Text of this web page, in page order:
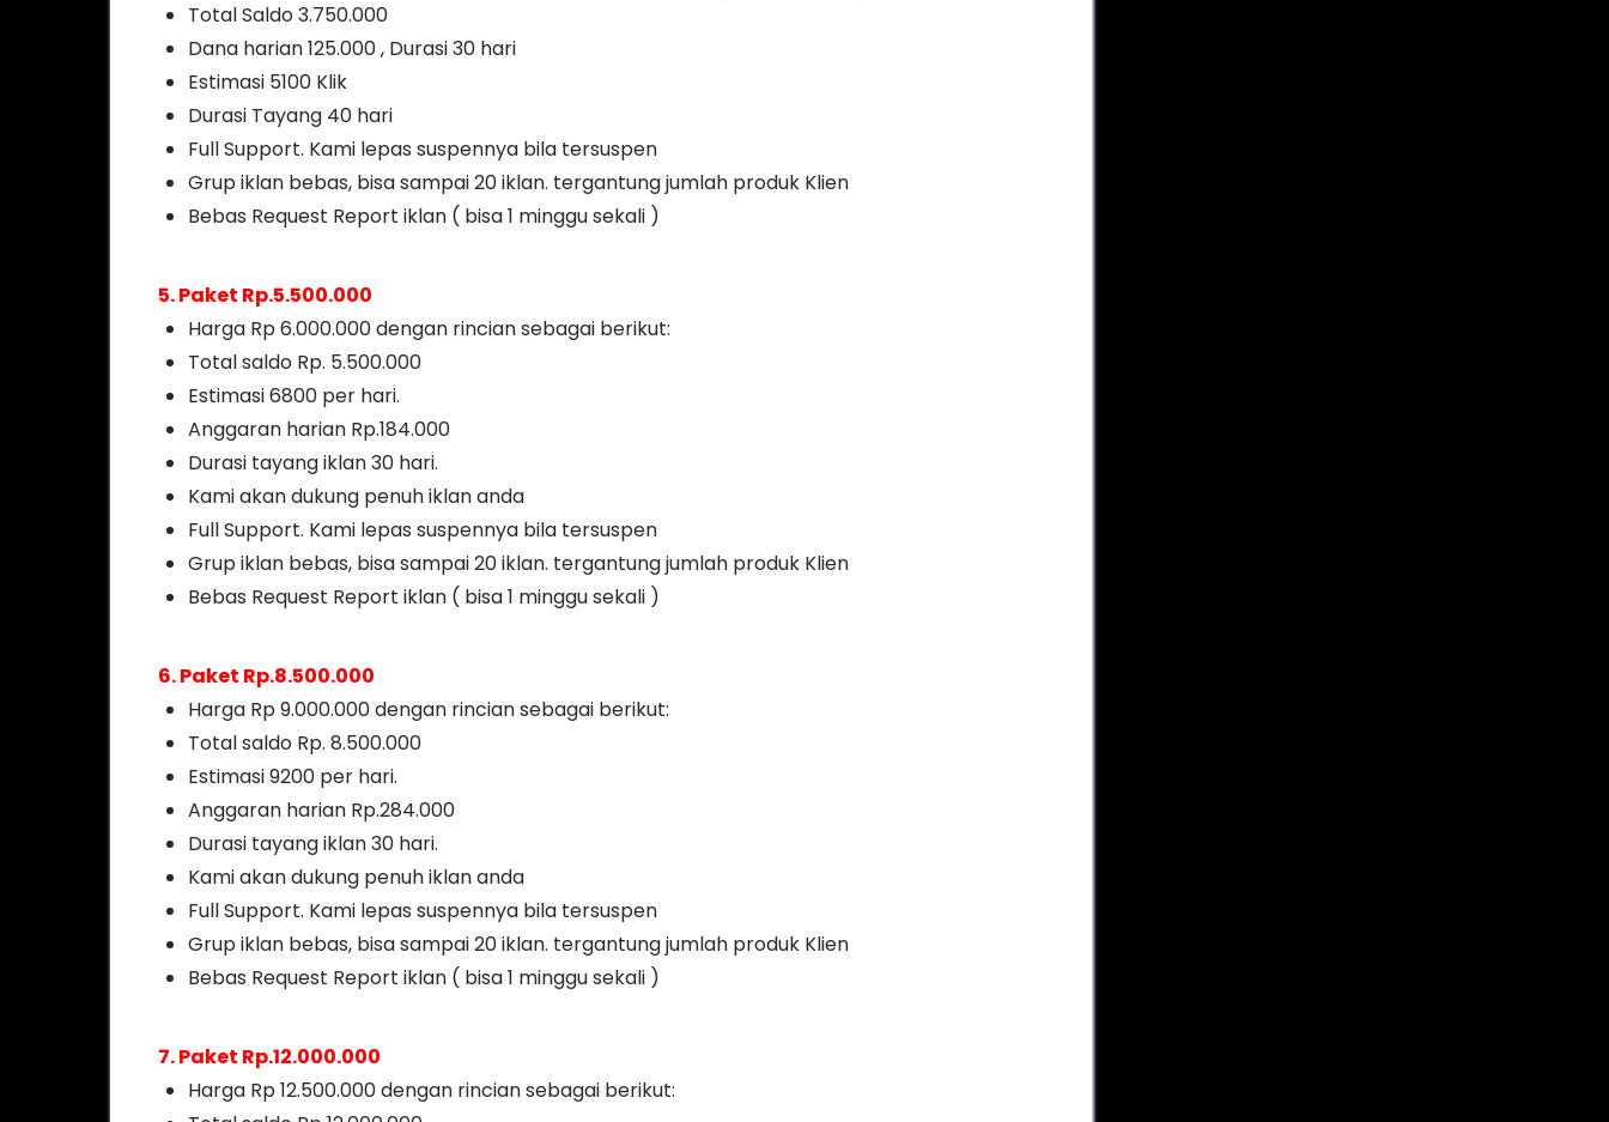
Total Saldo 3.750.000
Dana harian 125.000 , Durasi 30 hari
Estimasi 5100 Klik
Durasi Tayang 40 hari
Full Support. Kami lepas suspennya bila tersuspen
Grup iklan bebas, bisa sampai 20 iklan. tergantung jumlah produk Klien
Bebas Request Report iklan ( bisa 1 minggu sekali )
5. Paket Rp.5.500.000
Harga Rp 6.000.000 dengan rincian sebagai berikut:
Total saldo Rp. 5.500.000
Estimasi 6800 per hari.
Anggaran harian Rp.184.000
Durasi tayang iklan 30 hari.
Kami akan dukung penuh iklan anda
Full Support. Kami lepas suspennya bila tersuspen
Grup iklan bebas, bisa sampai 20 iklan. tergantung jumlah produk Klien
Bebas Request Report iklan ( bisa 1 minggu sekali )
6. Paket Rp.8.500.000
Harga Rp 9.000.000 dengan rincian sebagai berikut:
Total saldo Rp. 8.500.000
Estimasi 9200 per hari.
Anggaran harian Rp.284.000
Durasi tayang iklan 30 hari.
Kami akan dukung penuh iklan anda
Full Support. Kami lepas suspennya bila tersuspen
Grup iklan bebas, bisa sampai 20 iklan. tergantung jumlah produk Klien
Bebas Request Report iklan ( bisa 1 minggu sekali )
7. Paket Rp.12.000.000
Harga Rp 12.500.000 dengan rincian sebagai berikut: